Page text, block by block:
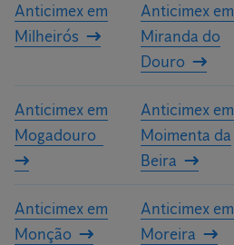
Anticimex em
Milheirós
Anticimex em
Miranda do
Douro
Anticimex em
Mogadouro
Anticimex em
Moimenta da
Beira
Anticimex em
Monção
Anticimex em
Moreira